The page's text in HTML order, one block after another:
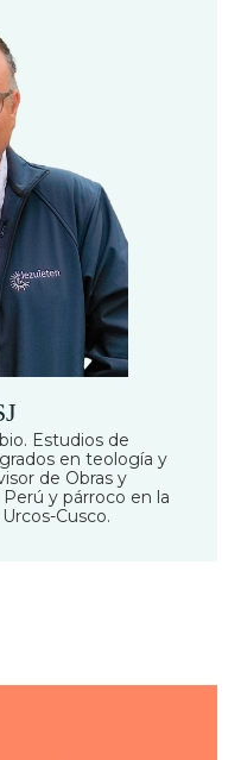
Estudios de
en teología y
de Obras y
y párroco en la
Cusco.